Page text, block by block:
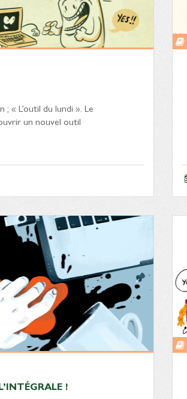
« L’outil du lundi ». Le
un nouvel outil
!